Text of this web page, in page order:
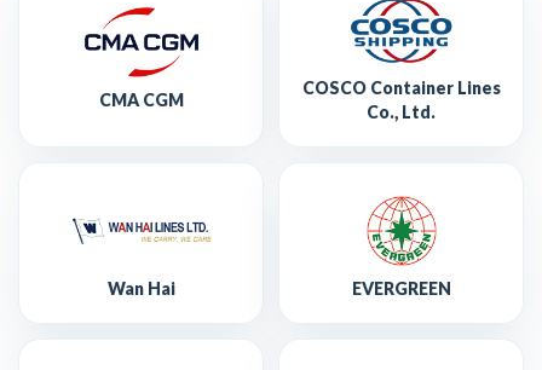
CMA CGM
COSCO Container Lines
Co., Ltd.
Wan Hai EVERGREEN